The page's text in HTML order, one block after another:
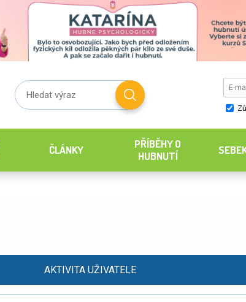
ČLÁNKY
PŘÍBĚHY O
HUBNUTÍ
AKTIVITA UŽIVATELE